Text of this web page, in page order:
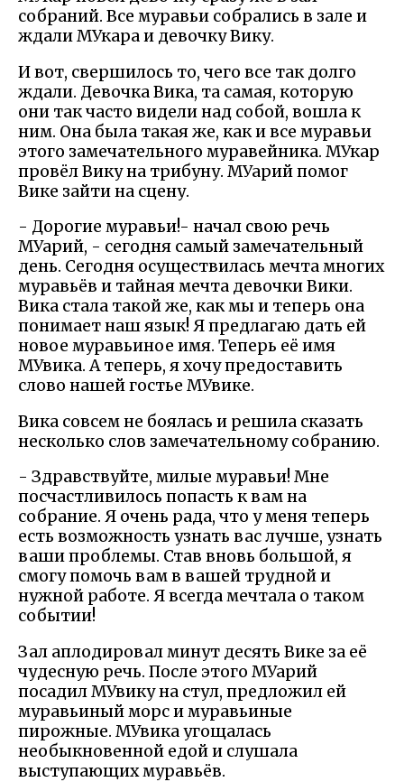
собраний. Все муравьи собрались в зале и
ждали МУкара и девочку Вику.
И вот, свершилось то, чего все так долго
ждали. Девочка Вика, та самая, которую
они так часто видели над собой, вошла к
ним. Она была такая же, как и все муравьи
этого замечательного муравейника. МУкар
провёл Вику на трибуну. МУарий помог
Вике зайти на сцену.
- Дорогие муравьи!- начал свою речь
МУарий, - сегодня самый замечательный
день. Сегодня осуществилась мечта многих
муравьёв и тайная мечта девочки Вики.
Вика стала такой же, как мы и теперь она
понимает наш язык! Я предлагаю дать ей
новое муравьиное имя. Теперь её имя
МУвика. А теперь, я хочу предоставить
слово нашей гостье МУвике.
Вика совсем не боялась и решила сказать
несколько слов замечательному собранию.
- Здравствуйте, милые муравьи! Мне
посчастливилось попасть к вам на
собрание. Я очень рада, что у меня теперь
есть возможность узнать вас лучше, узнать
ваши проблемы. Став вновь большой, я
смогу помочь вам в вашей трудной и
нужной работе. Я всегда мечтала о таком
событии!
Зал аплодировал минут десять Вике за её
чудесную речь. После этого МУарий
посадил МУвику на стул, предложил ей
муравьиный морс и муравьиные
пирожные. МУвика угощалась
необыкновенной едой и слушала
выступающих муравьёв.